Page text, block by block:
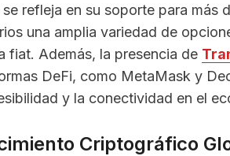
refleja en su soporte para más
una amplia variedad de
fiat. Además, la presencia de
DeFi, como MetaMask y
y la conectividad en el
Criptográfico